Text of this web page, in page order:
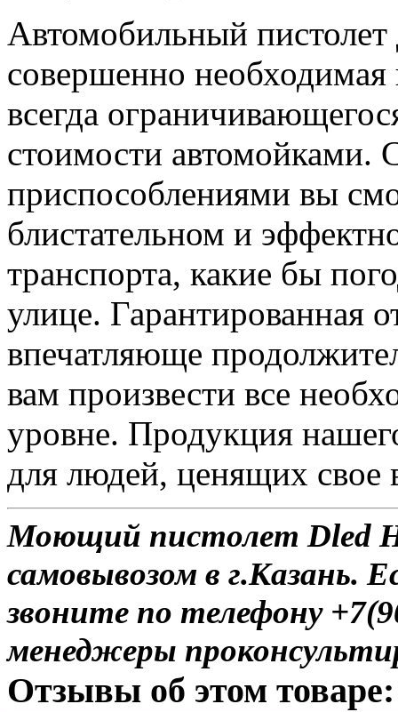
Автомобильный
совершенно необходимая
всегда
стоимости
приспособлениями вы
блистательном и
транспорта, какие бы
улице. Гарантированная
впечатляюще
вам произвести все
уровне. Продукция
для людей, ценящих свое
Моющий пистолет Dled
самовывозом в г.Казань.
звоните по телефону
менеджеры
Отзывы об этом товаре: